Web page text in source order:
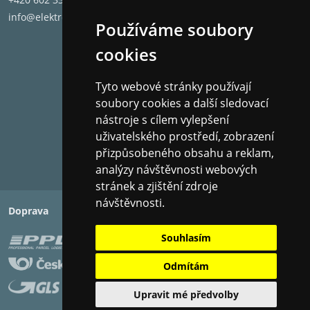
Používáme soubory
cookies
Tyto webové stránky používají
soubory cookies a další sledovací
nástroje s cílem vylepšení
uživatelského prostředí, zobrazení
přizpůsobeného obsahu a reklam,
analýzy návštěvnosti webových
stránek a zjištění zdroje
návštěvnosti.
Souhlasím
Odmítám
Upravit mé předvolby
Napájení systému JENO Engine využívá k zajištění
nížkého šumu stejný obvod potlačení šumu jako
Dosahuje vynikající lokalizace bitové kopie zvuku a
transparentní prostorové vyjádření.
Vestavěný ekvalizér gramofonu
kompatibilní s vložkou MM
info@elektronet.cz
Doprava Platba